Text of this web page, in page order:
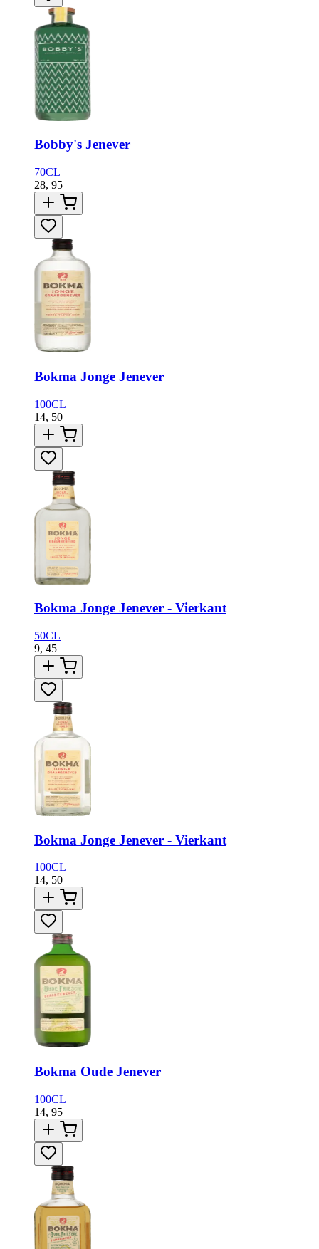
Bobby's Jenever
70CL
28, 95
Bokma Jonge Jenever
100CL
14, 50
Bokma Jonge Jenever - Vierkant
50CL
9, 45
Bokma Jonge Jenever - Vierkant
100CL
14, 50
Bokma Oude Jenever
100CL
14, 95